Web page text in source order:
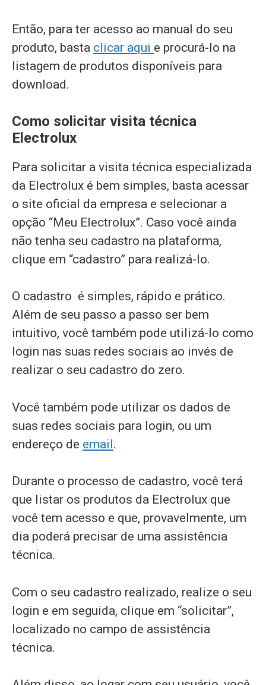
Então, para ter acesso ao manual do seu
produto, basta clicar aqui e procurá-lo na
listagem de produtos disponíveis para
download.
Como solicitar visita técnica
Electrolux
Para solicitar a visita técnica especializada
da Electrolux é bem simples, basta acessar
o site oficial da empresa e selecionar a
opção “Meu Electrolux”. Caso você ainda
não tenha seu cadastro na plataforma,
clique em “cadastro” para realizá-lo.
O cadastro é simples, rápido e prático.
Além de seu passo a passo ser bem
intuitivo, você também pode utilizá-lo como
login nas suas redes sociais ao invés de
realizar o seu cadastro do zero.
Você também pode utilizar os dados de
suas redes sociais para login, ou um
endereço de email.
Durante o processo de cadastro, você terá
que listar os produtos da Electrolux que
você tem acesso e que, provavelmente, um
dia poderá precisar de uma assistência
técnica.
Com o seu cadastro realizado, realize o seu
login e em seguida, clique em “solicitar”,
localizado no campo de assistência
técnica.